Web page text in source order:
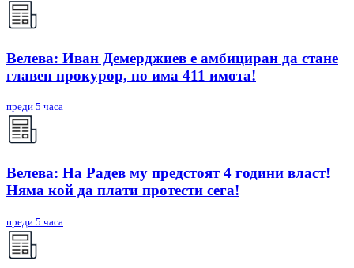
Велева: Иван Демерджиев е амбициран да стане
главен прокурор, но има 411 имота!
преди 5 часа
Велева: На Радев му предстоят 4 години власт!
Няма кой да плати протести сега!
преди 5 часа